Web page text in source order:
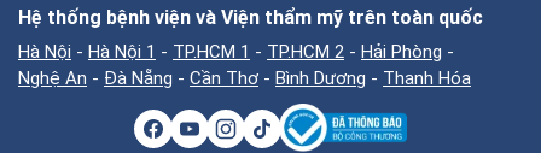
0968.999.777
Hệ thống bệnh viện và Viện thẩm mỹ trên toàn quốc